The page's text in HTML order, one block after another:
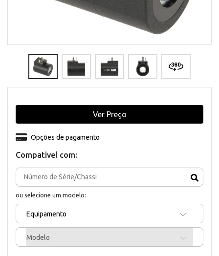
Compativel com:
ou selecione um modelo:
Equipamento
Modelo
Opções de pagamento
Ver Preço